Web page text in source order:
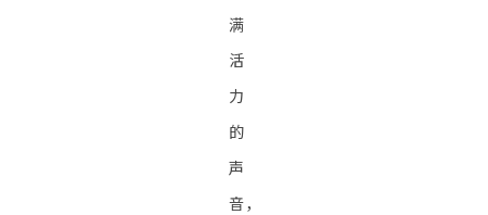
满
活
力
的
声
音，